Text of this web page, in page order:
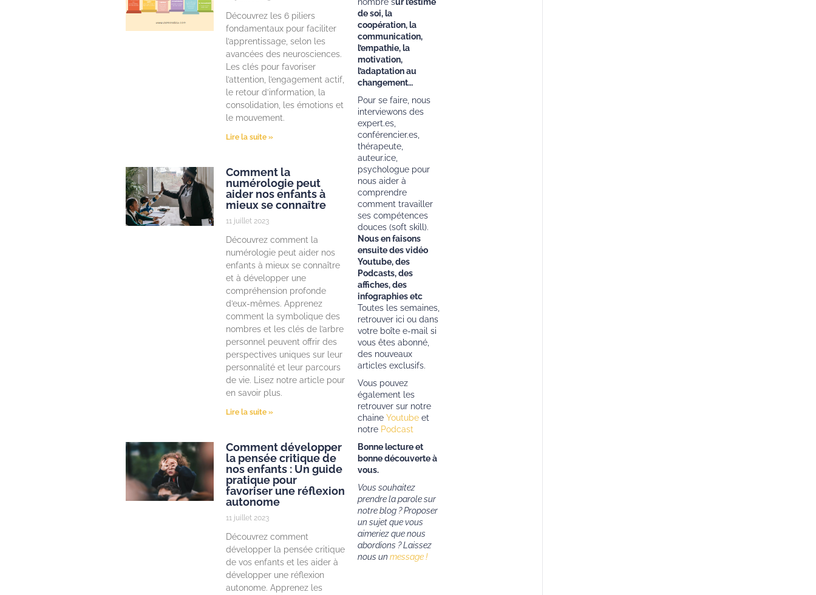
Découvrez les 6 piliers
fondamentaux pour faciliter
l’apprentissage, selon les
avancées des neurosciences.
Les clés pour favoriser
l’attention, l’engagement actif,
le retour d’information, la
consolidation, les émotions et
le mouvement.
Lire la suite »
Comment la
numérologie peut
aider nos enfants à
mieux se connaître
11 juillet 2023
Découvrez comment la
numérologie peut aider nos
enfants à mieux se connaître
et à développer une
compréhension profonde
d’eux-mêmes. Apprenez
comment la symbolique des
nombres et les clés de l’arbre
personnel peuvent offrir des
perspectives uniques sur leur
personnalité et leur parcours
de vie. Lisez notre article pour
en savoir plus.
Lire la suite »
Comment développer
la pensée critique de
nos enfants : Un guide
pratique pour
favoriser une réflexion
autonome
11 juillet 2023
Découvrez comment
développer la pensée critique
de vos enfants et les aider à
développer une réflexion
autonome. Apprenez les
de soi, la
coopération, la
communication,
l’empathie, la
motivation,
l’adaptation au
changement…
Pour se faire, nous
interviewons des
expert.es,
conférencier.es,
thérapeute,
auteur.ice,
psychologue pour
nous aider à
comprendre
comment travailler
ses compétences
douces (soft skill).
Nous en faisons
ensuite des vidéo
Youtube, des
Podcasts, des
affiches, des
infographies etc
Toutes les semaines,
retrouver ici ou dans
votre boîte e-mail si
vous êtes abonné,
des nouveaux
articles exclusifs.
Vous pouvez
également les
retrouver sur notre
chaineYoutube et
notre Podcast
Bonne lecture et
bonne découverte à
vous.
Vous souhaitez
prendre la parole sur
notre blog ? Proposer
un sujet que vous
aimeriez que nous
abordions ?Laissez
nous unmessage !